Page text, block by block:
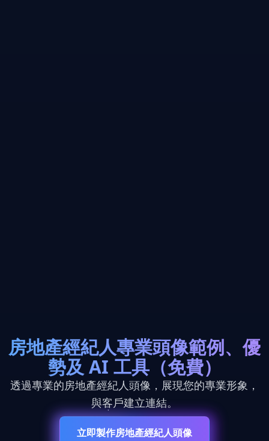
房地產經紀人專業頭像範例、優
勢及 AI 工具（免費）
透過專業的房地產經紀人頭像，展現您的專業形象，
與客戶建立連結。
立即製作房地產經紀人頭像